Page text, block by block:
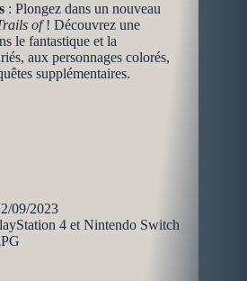
: Plongez dans un nouveau
of! Découvrez une
le fantastique et la
aux personnages colorés,
supplémentaires.
09/2023
4 et Nintendo Switch